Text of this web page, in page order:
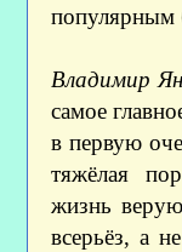
Владимир
самое
в первую
тяжёлая
жизнь
всерьёз, а